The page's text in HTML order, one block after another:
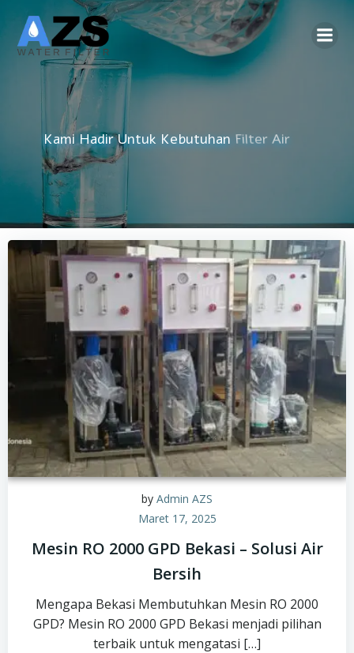
Skip
to
content
Kami Hadir Untuk Kebutuhan Reverse Osmosis
by Admin AZS
Maret 17, 2025
Mesin RO 2000 GPD Bekasi – Solusi Air
Bersih
Mengapa Bekasi Membutuhkan Mesin RO 2000
GPD? Mesin RO 2000 GPD Bekasi menjadi pilihan
terbaik untuk mengatasi […]